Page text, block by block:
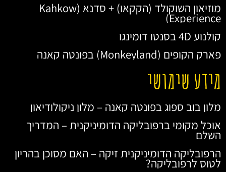
מוזיאון השוקולד (הקקאו) + סדנא (Kahkow
Experience)
קולנוע 4D בסנטו דומינגו
פארק הקופים (Monkeyland) בפונטה קאנה
מידע שימושי
מלון בוב ספוג בפונטה קאנה – מלון ניקולודיאון
אוכל מקומי ברפובליקה הדומיניקנית – המדריך
השלם
הרפובליקה הדומיניקנית זיקה – האם מסוכן בהריון
לטוס לרפובליקה?